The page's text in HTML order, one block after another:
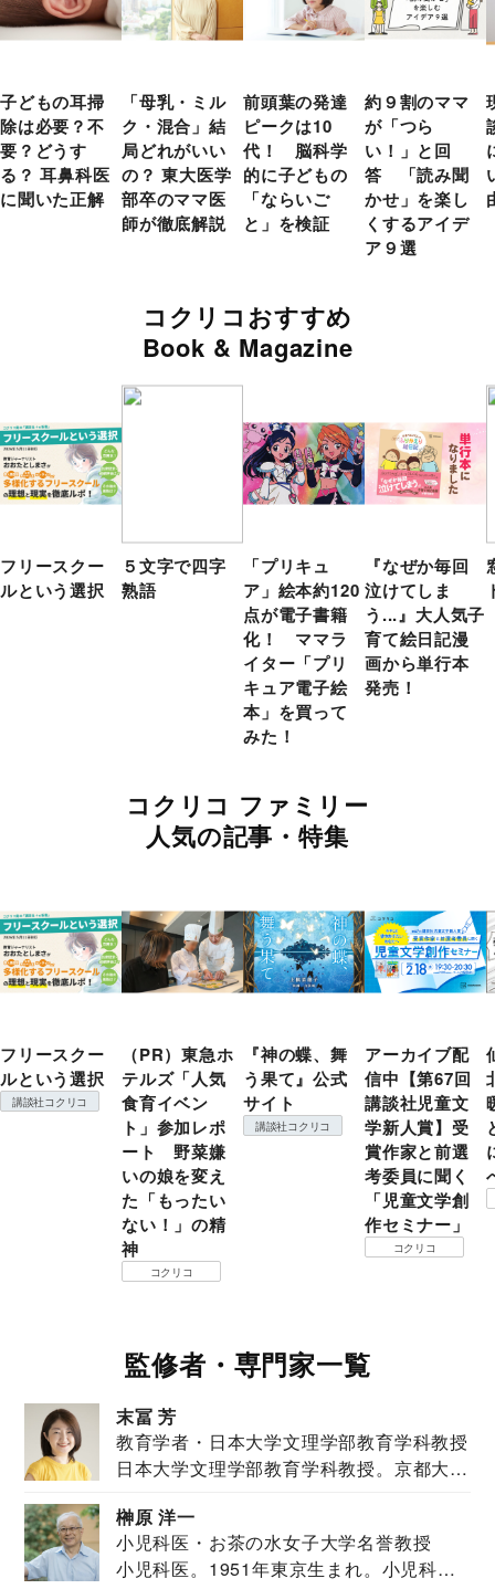
子どもの耳掃
除は必要？不
要？どうす
る？ 耳鼻科医
に聞いた正解
「母乳・ミル
ク・混合」結
局どれがいい
の？ 東大医学
部卒のママ医
師が徹底解説
前頭葉の発達
ピークは10
代！ 脳科学
的に子どもの
「ならいご
と」を検証
約９割のママ
が「つら
い！」と回
答 「読み聞
かせ」を楽し
くするアイデ
ア９選
コクリコおすすめ
Book & Magazine
フリースクー
ルという選択
５文字で四字
熟語
「プリキュ
ア」絵本約120
点が電子書籍
化！ ママラ
イター「プリ
キュア電子絵
本」を買って
みた！
『なぜか毎回
泣けてしま
う...』大人気子
育て絵日記漫
画から単行本
発売！
コクリコ ファミリー
人気の記事・特集
フリースクー
ルという選択
講談社コクリコ
（PR）東急ホ
テルズ「人気
食育イベン
ト」参加レポ
ート 野菜嫌
いの娘を変え
た「もったい
ない！」の精
神
コクリコ
『神の蝶、舞
う果て』公式
サイト
講談社コクリコ
アーカイブ配
信中【第67回
講談社児童文
学新人賞】受
賞作家と前選
考委員に聞く
「児童文学創
作セミナー」
コクリコ
監修者・専門家一覧
末冨 芳
教育学者・日本大学文理学部教育学科教授
日本大学文理学部教育学科教授。京都大学
榊原 洋一
小児科医・お茶の水女子大学名誉教授
小児科医。1951年東京生まれ。小児科